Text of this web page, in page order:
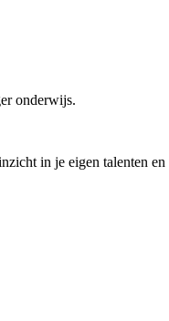
onderwijs.
in je eigen talenten